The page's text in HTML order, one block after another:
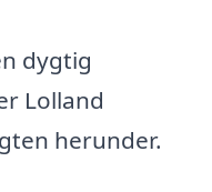
dygtig
Lolland
herunder.